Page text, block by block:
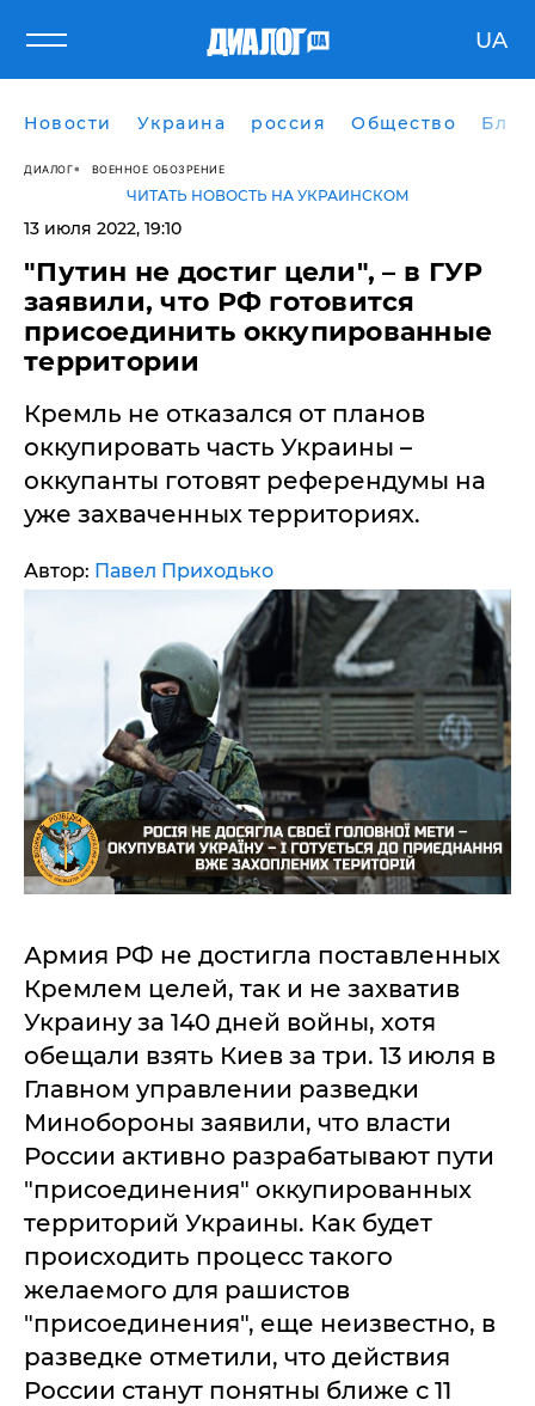
UA
Новости Украина россия Общество
ДИАЛОГ ВОЕННОЕ ОБОЗРЕНИЕ
ЧИТАТЬ НОВОСТЬ НА УКРАИНСКОМ
13 июля 2022, 19:10
"Путин не достиг цели", – в ГУР
заявили, что РФ готовится
присоединить оккупированные
территории
Кремль не отказался от планов
оккупировать часть Украины –
оккупанты готовят референдумы на
уже захваченных территориях.
Автор: Павел Приходько
Армия РФ не достигла поставленных
Кремлем целей, так и не захватив
Украину за 140 дней войны, хотя
обещали взять Киев за три. 13 июля в
Главном управлении разведки
Минобороны заявили, что власти
России активно разрабатывают пути
"присоединения" оккупированных
территорий Украины. Как будет
происходить процесс такого
желаемого для рашистов
"присоединения", еще неизвестно, в
разведке отметили, что действия
России станут понятны ближе с 11